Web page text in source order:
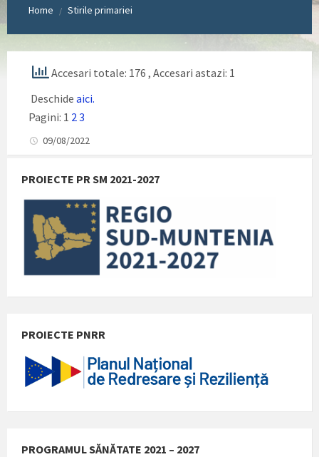
Home / Stirile primariei
Accesari totale: 176 , Accesari astazi: 1
Deschide aici.
Pagini: 1 2 3
09/08/2022
PROIECTE PR SM 2021-2027
PROIECTE PNRR
PROGRAMUL SĂNĂTATE 2021 – 2027